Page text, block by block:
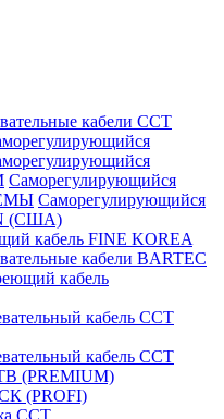
кабели ССТ
Саморегулирующийся
Саморегулирующийся
(США)
кабель FINE KOREA
кабели BARTEC
кабель
кабель ССТ
кабель ССТ
(PREMIUM)
(PROFI)
ССТ